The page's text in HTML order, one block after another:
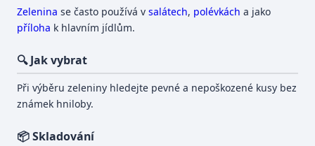
Zelenina se často používá vsalátech, polévkách a jako
příloha k hlavním jídlům.
🔍 Jak vybrat
Při výběru zeleniny hledejte pevné a nepoškozené kusy bez
známek hniloby.
📦 Skladování